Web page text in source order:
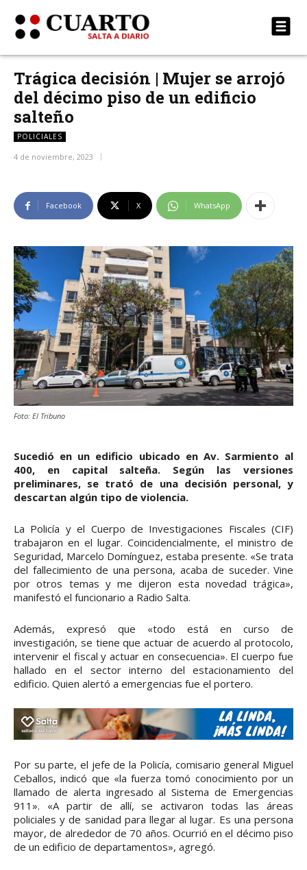
Trágica decisión | Mujer se arrojó
del décimo piso de un edificio
salteño
POLICIALES
4 de noviembre, 2023
Facebook X WhatsApp
Foto: El Tribuno
Sucedió en un edificio ubicado en Av. Sarmiento al
400, en capital salteña. Según las versiones
preliminares, se trató de una decisión personal, y
descartan algún tipo de violencia.
La Policía y el Cuerpo de Investigaciones Fiscales (CIF)
trabajaron en el lugar. Coincidencialmente, el ministro de
Seguridad, Marcelo Domínguez, estaba presente. «Se trata
del fallecimiento de una persona, acaba de suceder. Vine
por otros temas y me dijeron esta novedad trágica»,
manifestó el funcionario a Radio Salta.
Además, expresó que «todo está en curso de
investigación, se tiene que actuar de acuerdo al protocolo,
intervenir el fiscal y actuar en consecuencia». El cuerpo fue
hallado en el sector interno del estacionamiento del
edificio. Quien alertó a emergencias fue el portero.
Por su parte, el jefe de la Policía, comisario general Miguel
Ceballos, indicó que «la fuerza tomó conocimiento por un
llamado de alerta ingresado al Sistema de Emergencias
911». «A partir de allí, se activaron todas las áreas
policiales y de sanidad para llegar al lugar. Es una persona
mayor, de alrededor de 70 años. Ocurrió en el décimo piso
de un edificio de departamentos», agregó.